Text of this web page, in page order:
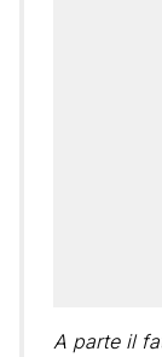
A parte il